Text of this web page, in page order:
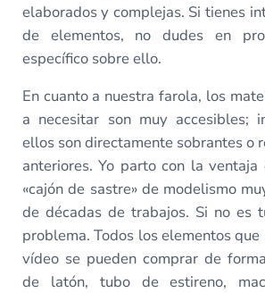
elaborados y complejas. Si tienes
de elementos, no dudes en
específico sobre ello.
En cuanto a nuestra farola, los
a necesitar son muy accesibles;
ellos son directamente sobrantes o
anteriores. Yo parto con la
«cajón de sastre» de modelismo
de décadas de trabajos. Si no es
problema. Todos los elementos
vídeo se pueden comprar de
de latón, tubo de estireno,